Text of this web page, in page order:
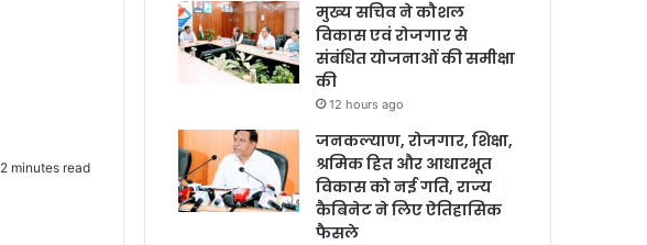
2 minutes read
मुख्य सचिव ने कौशल
विकास एवं रोजगार से
संबंधित योजनाओं की समीक्षा
की
12 hours ago
जनकल्याण, रोजगार, शिक्षा,
श्रमिक हित और आधारभूत
विकास को नई गति, राज्य
कैबिनेट ने लिए ऐतिहासिक
फैसले